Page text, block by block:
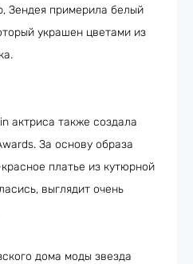
Зендея примерила белый
украшен цветами из
актриса также создала
За основу образа
платье из кутюрной
выглядит очень
дома моды звезда